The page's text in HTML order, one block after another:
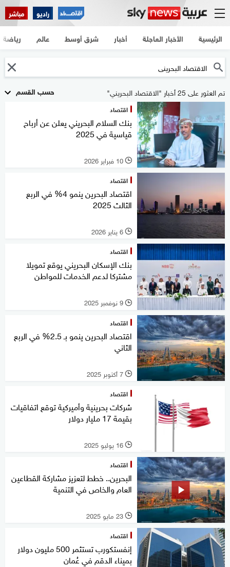
راديو مباشر
الرئيسية الأخبار العاجلة أخبار شرق أوسط عالم رياضة
حسب القسم تم العثور على 25 أخبار "الاقتصاد البحريني"
اقتصاد
بنك السلام البحريني يعلن عن أرباح
قياسية في 2025
l 10 فبراير 2026
اقتصاد
اقتصاد البحرين ينمو 4% في الربع
الثالث 2025
l 6 يناير 2026
اقتصاد
بنك الإسكان البحريني يوقع تمويلا
مشتركا لدعم الخدمات للمواطن
l 9 نوفمبر 2025
اقتصاد
اقتصاد البحرين ينمو بـ 2.5% في الربع
الثاني
l 7 أكتوبر 2025
اقتصاد
شركات بحرينية وأميركية توقع اتفاقيات
بقيمة 17 مليار دولار
l 16 يوليو 2025
اقتصاد
البحرين.. خطط لتعزيز مشاركة القطاعين
العام والخاص في التنمية
l 23 مايو 2025
اقتصاد
إنفستكورب تستثمر 500 مليون دولار
بميناء الدقم في عُمان